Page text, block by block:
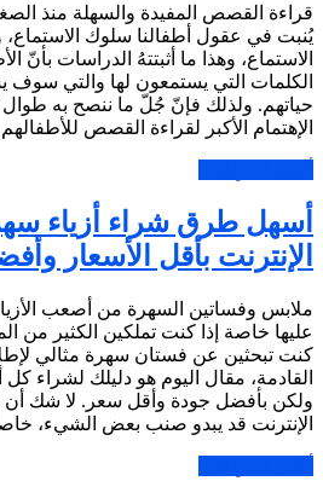
قراءة القصص المفيدة والسهلة منذ
يُنبت في عقول أطفالنا سلوك الاستماع،
الاستماع، وهذا ما أثبتتهُ الدراسات بأنّ
الكلمات التي يستمعون لها والتي سوف
حياتهم. ولذلك فإنّ جُلّ ما ننصح به طوال
الإهتمام الأكبر لقراءة القصص
أسهل طرق شراء أزياء
الإنترنت بأقل الأسعار
ملابس وفساتين السهرة من أصعب
عليها خاصة إذا كنت تملكين الكثير من
كنت تبحثين عن فستان سهرة مثالي
القادمة، مقال اليوم هو دليلك لشراء كل
ولكن بأفضل جودة وأقل سعر. لا شك
الإنترنت قد يبدو صنب بعض الشيء،